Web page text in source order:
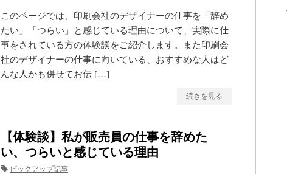
このページでは、印刷会社のデザイナーの仕事を「辞め
たい」「つらい」と感じている理由について、実際に仕
事をされている方の体験談をご紹介します。また印刷会
社のデザイナーの仕事に向いている、おすすめな人はど
んな人かも併せてお伝 […]
続きを見る
【体験談】私が販売員の仕事を辞めた
い、つらいと感じている理由
ピックアップ記事